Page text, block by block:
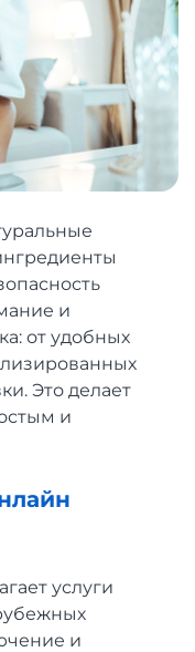
и
от удобных
Это делает
и
услуги
и